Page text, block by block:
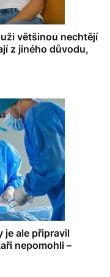
většinou nechtějí
z jiného důvodu,
je ale připravil
nepomohli –